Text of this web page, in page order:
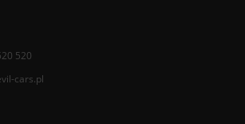
520
cars.pl